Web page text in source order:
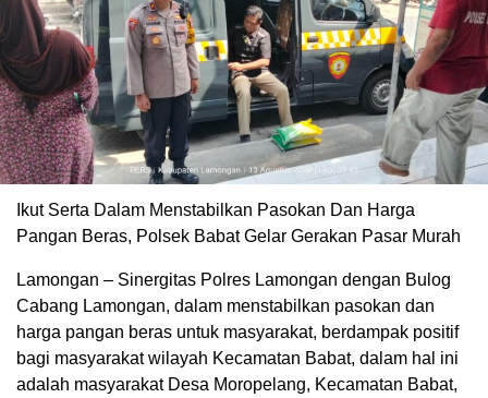
Ikut Serta Dalam Menstabilkan Pasokan Dan Harga
Pangan Beras, Polsek Babat Gelar Gerakan Pasar Murah
Lamongan – Sinergitas Polres Lamongan dengan Bulog
Cabang Lamongan, dalam menstabilkan pasokan dan
harga pangan beras untuk masyarakat, berdampak positif
bagi masyarakat wilayah Kecamatan Babat, dalam hal ini
adalah masyarakat Desa Moropelang, Kecamatan Babat,